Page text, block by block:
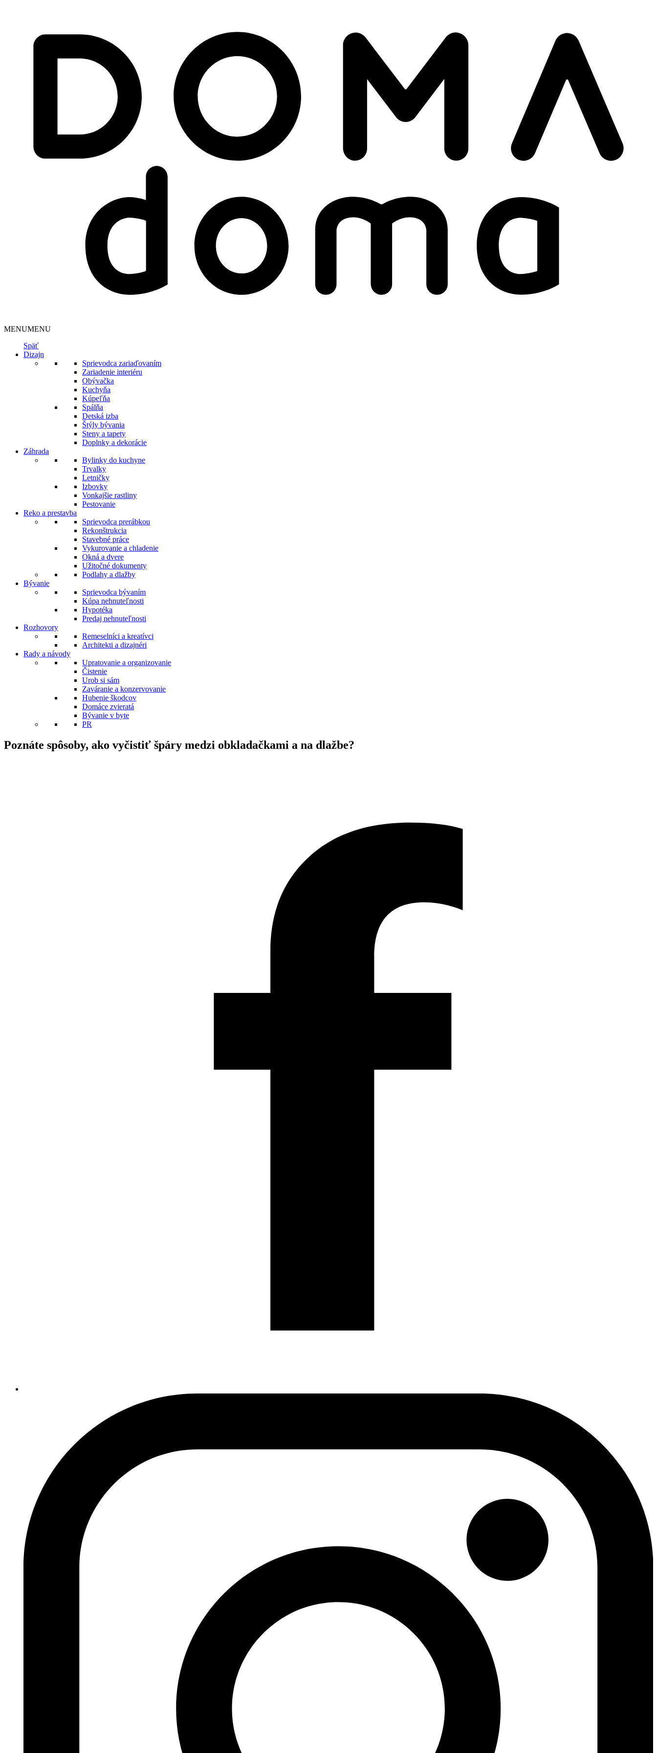
MENUMENU
Späť
Dizajn
Sprievodca zariaďovaním
Zariadenie interiéru
Obývačka
Kuchyňa
Kúpeľňa
Spálňa
Detská izba
Štýly bývania
Steny a tapety
Doplnky a dekorácie
Záhrada
Bylinky do kuchyne
Trvalky
Letničky
Izbovky
Vonkajšie rastliny
Pestovanie
Reko a prestavba
Sprievodca prerábkou
Rekonštrukcia
Stavebné práce
Vykurovanie a chladenie
Okná a dvere
Užitočné dokumenty
Podlahy a dlažby
Bývanie
Sprievodca bývaním
Kúpa nehnuteľnosti
Hypotéka
Predaj nehnuteľnosti
Rozhovory
Remeselníci a kreatívci
Architekti a dizajnéri
Rady a návody
Upratovanie a organizovanie
Čistenie
Urob si sám
Zaváranie a konzervovanie
Hubenie škodcov
Domáce zvieratá
Bývanie v byte
PR
Poznáte spôsoby, ako vyčistiť špáry medzi obkladačkami a na dlažbe?